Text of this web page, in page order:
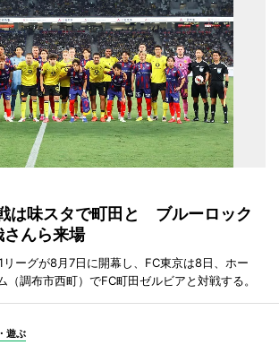
は味スタで町田と ブルーロック
んら来場
ーグが8月7日に開幕し、FC東京は8日、ホー
（調布市西町）でFC町田ゼルビアと対戦する。
遊ぶ